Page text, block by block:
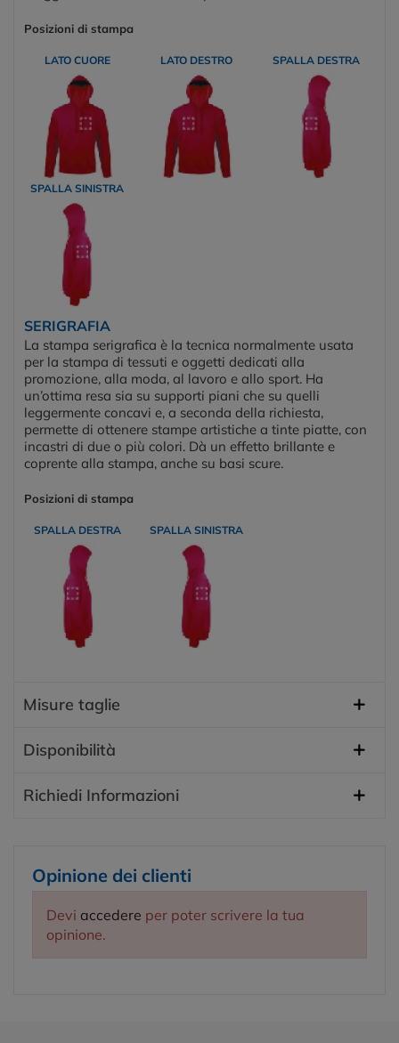
Posizioni di stampa
LATO CUORE LATO DESTRO SPALLA DESTRA
SPALLA SINISTRA
SERIGRAFIA
La stampa serigrafica è la tecnica normalmente usata
per la stampa di tessuti e oggetti dedicati alla
promozione, alla moda, al lavoro e allo sport. Ha
un’ottima resa sia su supporti piani che su quelli
leggermente concavi e, a seconda della richiesta,
permette di ottenere stampe artistiche a tinte piatte, con
incastri di due o più colori. Dà un effetto brillante e
coprente alla stampa, anche su basi scure.
Posizioni di stampa
SPALLA DESTRA SPALLA SINISTRA
Misure taglie
Disponibilità
Richiedi Informazioni
Opinione dei clienti
Devi accedere per poter scrivere la tua
opinione.